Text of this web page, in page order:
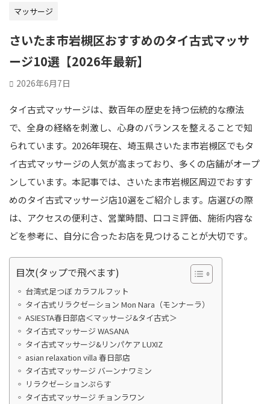
マッサージ
さいたま市岩槻区おすすめのタイ古式マッサ
ージ10選【2026年最新】
2026年6月7日
タイ古式マッサージは、数百年の歴史を持つ伝統的な療法
で、全身の経絡を刺激し、心身のバランスを整えることで知
られています。2026年現在、埼玉県さいたま市岩槻区でもタ
イ古式マッサージの人気が高まっており、多くの店舗がオープ
ンしています。本記事では、さいたま市岩槻区周辺でおすす
めのタイ古式マッサージ店10選をご紹介します。店選びの際
は、アクセスの便利さ、営業時間、口コミ評価、施術内容な
どを参考に、自分に合ったお店を見つけることが大切です。
目次(タップで飛べます)
台湾式足つぼ カラフルフット
タイ古式リラクゼーション Mon Nara（モンナーラ）
ASIESTA春日部店＜マッサージ&タイ古式＞
タイ古式マッサージ WASANA
タイ古式マッサージ&リンパケア LUXIZ
asian relaxation villa 春日部店
タイ古式マッサージ バーンナワミン
リラクゼーションぷらす
タイ古式マッサージ チョンラワン